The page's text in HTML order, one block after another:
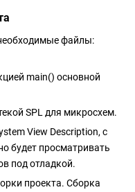
файлы:
main() основной
SPL для микросхем.
View Description, с
будет просматривать
под отладкой.
проекта. Сборка